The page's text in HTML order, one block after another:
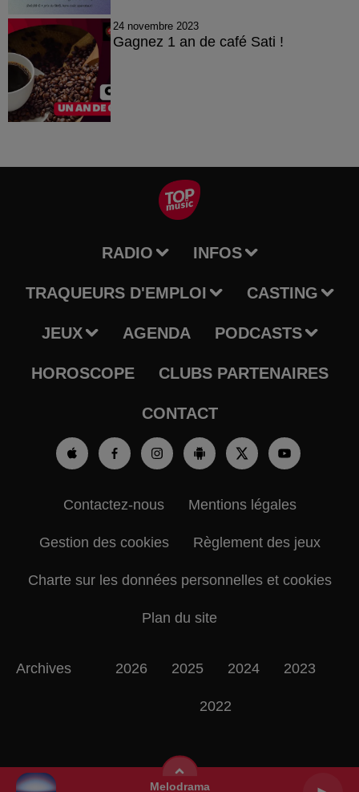
Melodrama
24 novembre 2023
Gagnez 1 an de café Sati !
RADIO INFOS
TRAQUEURS D'EMPLOI CASTING
JEUX AGENDA PODCASTS
HOROSCOPE CLUBS PARTENAIRES
CONTACT
Contactez-nous Mentions légales
Gestion des cookies Règlement des jeux
Charte sur les données personnelles et cookies
Plan du site
Archives 2026 2025 2024 2023
2022